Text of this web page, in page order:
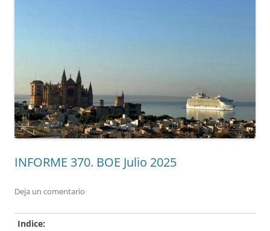
INFORME 370. BOE Julio 2025
Deja un comentario
Indice: